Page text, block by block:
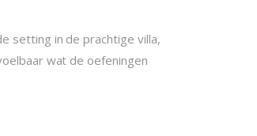
setting in de prachtige villa,
wat de oefeningen